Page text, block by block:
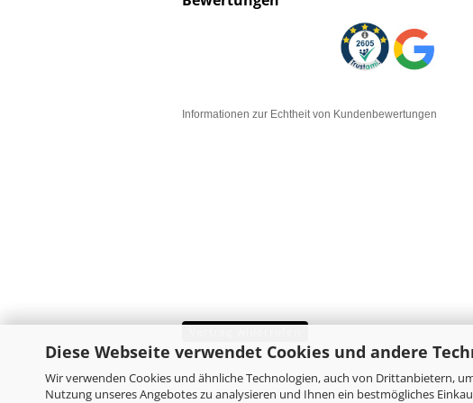
Diese Webseite verwendet Cookies und andere
Wir verwenden Cookies und ähnliche Technologien, auch von Drittanbietern,
Nutzung unseres Angebotes zu analysieren und Ihnen ein bestmögliches
Informationen zur Echtheit von Kundenbewertungen